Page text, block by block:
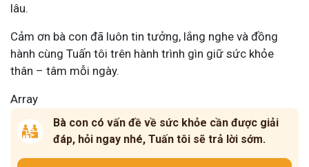
lâu.
Cảm ơn bà con đã luôn tin tưởng, lắng nghe và đồng
hành cùng Tuấn tôi trên hành trình gìn giữ sức khỏe
thân – tâm mỗi ngày.
Array
Bà con có vấn đề về sức khỏe cần được giải
đáp, hỏi ngay nhé, Tuấn tôi sẽ trả lời sớm.